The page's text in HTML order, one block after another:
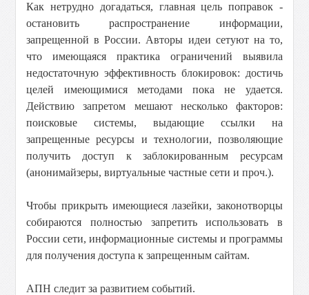
Как нетрудно догадаться, главная цель поправок -
остановить распространение информации,
запрещенной в России. Авторы идеи сетуют на то,
что имеющаяся практика ограничений выявила
недостаточную эффективность блокировок: достичь
целей имеющимися методами пока не удается.
Действию запретом мешают несколько факторов:
поисковые системы, выдающие ссылки на
запрещенные ресурсы и технологии, позволяющие
получить доступ к заблокированным ресурсам
(анонимайзеры, виртуальные частные сети и проч.).
Чтобы прикрыть имеющиеся лазейки, законотворцы
собираются полностью запретить использовать в
России сети, информационные системы и программы
для получения доступа к запрещенным сайтам.
АПН следит за развитием событий.